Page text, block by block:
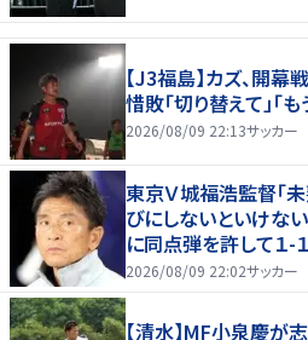
【J3福島】カズ、開
惜敗「切り替えて」「
2026/08/09 22:13サッカー
東京Ｖ城福浩監督「
びにしないといけな
に同点弾を許して１-
2026/08/09 22:02サッカー
【清水】MF小泉慶が